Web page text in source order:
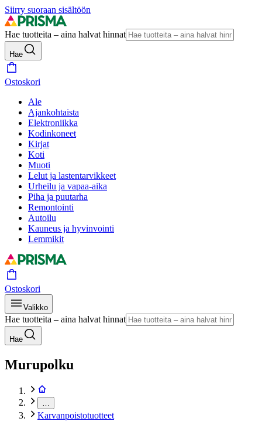
Siirry suoraan sisältöön
Hae tuotteita – aina halvat hinnat
Hae
Ostoskori
Ale
Ajankohtaista
Elektroniikka
Kodinkoneet
Kirjat
Koti
Muoti
Lelut ja lastentarvikkeet
Urheilu ja vapaa-aika
Piha ja puutarha
Remontointi
Autoilu
Kauneus ja hyvinvointi
Lemmikit
Ostoskori
Valikko
Hae tuotteita – aina halvat hinnat
Hae
Murupolku
Karvanpoistotuotteet